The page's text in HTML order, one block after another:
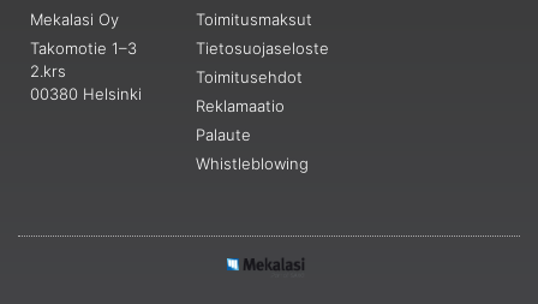
Mekalasi Oy
Takomotie 1–3
2.krs
00380 Helsinki
Toimitusmaksut
Tietosuojaseloste
Toimitusehdot
Reklamaatio
Palaute
Whistleblowing